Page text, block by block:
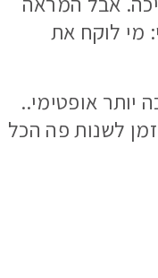
מי לוקח את
יותר אופטימי..
לשנות פה הכל